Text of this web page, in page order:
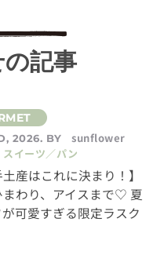
記事
2026. BY
sunflower
イーツ／パン
土産はこれに決まり！】
まわり、アイスまで♡ 夏
可愛すぎる限定ラスク